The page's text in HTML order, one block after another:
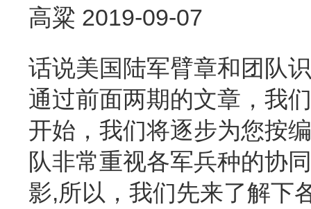
高粱 2019-09-07
话说美国陆军臂章和团队
通过前面两期的文章，我
开始，我们将逐步为您按
队非常重视各军兵种的协
影,所以，我们先来了解下